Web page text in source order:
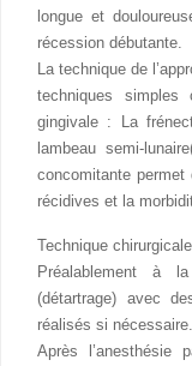
longue et
récession débutante.
La technique de
techniques simples
gingivale : La
lambeau semi-
concomitante permet
récidives et la
Technique chirurgicale
Préalablement à
(détartrage) avec
réalisés si nécessaire.
Après l’anesthésie